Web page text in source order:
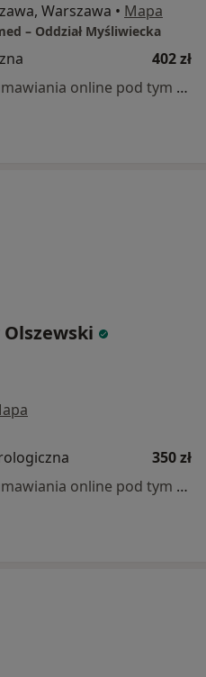
Warszawa • Mapa
– Oddział Myśliwiecka
402 zł
Specjalista nie oferuje umawiania online pod tym adresem.
350 zł
Specjalista nie oferuje umawiania online pod tym adresem.